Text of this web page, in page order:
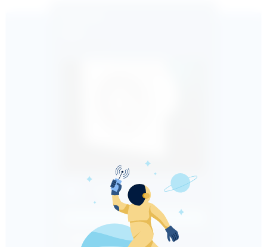
Сравнить
SALE
5 950 ТЕНГЕ 7 500 ТЕНГЕ